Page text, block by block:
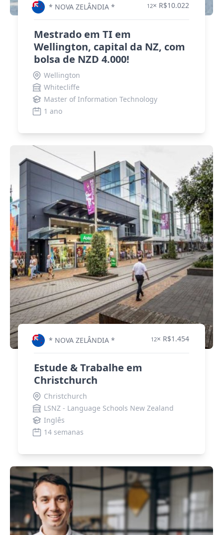
* NOVA ZELÂNDIA * 12× R$10.022
Mestrado em TI em
Wellington, capital da NZ, com
bolsa de NZD 4.000!
Wellington
Whitecliffe
Master of Information Technology
1 ano
* NOVA ZELÂNDIA * 12× R$1.454
Estude & Trabalhe em
Christchurch
Christchurch
LSNZ - Language Schools New Zealand
Inglês
14 semanas